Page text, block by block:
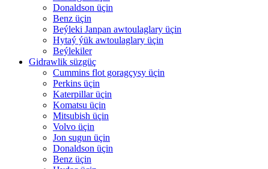
Donaldson üçin
Benz üçin
Beýleki Janpan awtoulaglary üçin
Hytaý ýük awtoulaglary üçin
Beýlekiler
Gidrawlik süzgüç
Cummins flot goragçysy üçin
Perkins üçin
Katerpillar üçin
Komatsu üçin
Mitsubish üçin
Volvo üçin
Jon sugun üçin
Donaldson üçin
Benz üçin